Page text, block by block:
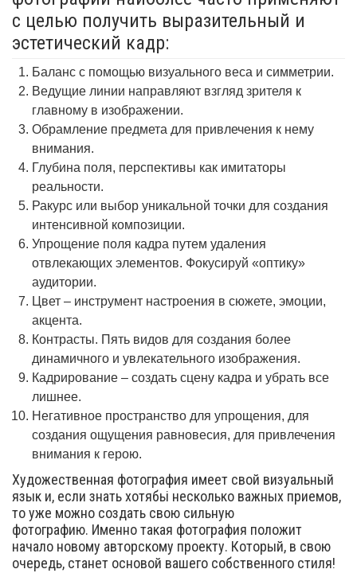
с целью получить выразительный и
эстетический кадр:
Баланс с помощью визуального веса и симметрии.
Ведущие линии направляют взгляд зрителя к
главному в изображении.
Обрамление предмета для привлечения к нему
внимания.
Глубина поля, перспективы как имитаторы
реальности.
Ракурс или выбор уникальной точки для создания
интенсивной композиции.
Упрощение поля кадра путем удаления
отвлекающих элементов. Фокусируй «оптику»
аудитории.
Цвет – инструмент настроения в сюжете, эмоции,
акцента.
Контрасты. Пять видов для создания более
динамичного и увлекательного изображения.
Кадрирование – создать сцену кадра и убрать все
лишнее.
Негативное пространство для упрощения, для
создания ощущения равновесия, для привлечения
внимания к герою.
Художественная фотография имеет свой визуальный
язык и, если знать хотябьі несколько важных приемов,
то уже можно создать свою сильную
фотографию. Именно такая фотография положит
начало новому авторскому проекту. Который, в свою
очередь, станет основой вашего собственного стиля!